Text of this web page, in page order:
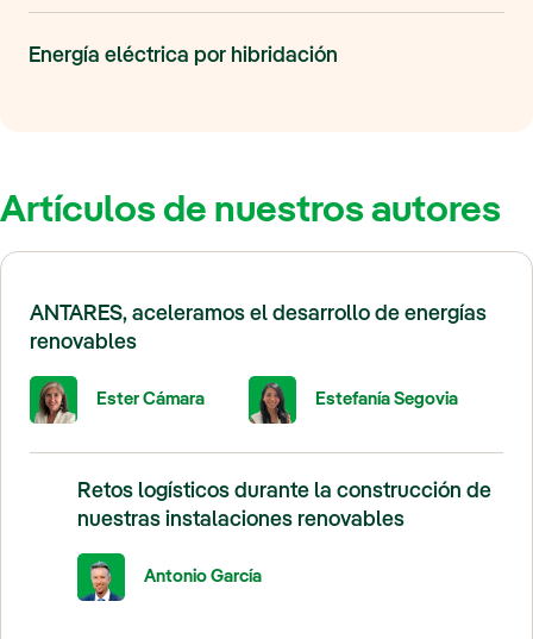
Energía eléctrica por hibridación
Artículos de nuestros autores
ANTARES, aceleramos el desarrollo de energías
renovables
Ester Cámara Estefanía Segovia
Retos logísticos durante la construcción de
nuestras instalaciones renovables
Antonio García